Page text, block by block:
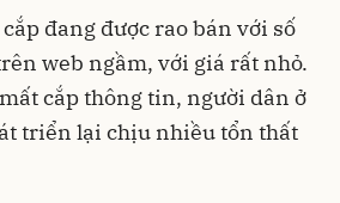
đang được rao bán với số
web ngầm, với giá rất nhỏ.
cắp thông tin, người dân ở
triển lại chịu nhiều tổn thất